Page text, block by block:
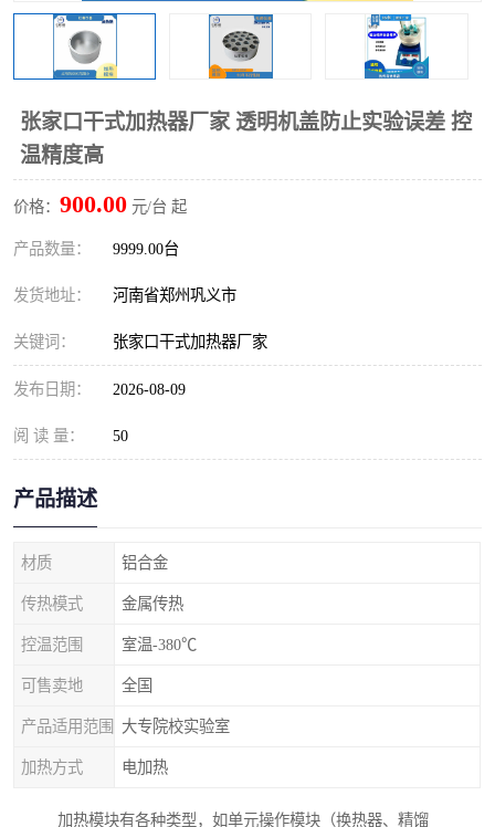
张家口干式加热器厂家 透明机盖防止实验误差 控
温精度高
价格： 900.00 元/台 起
产品数量： 9999.00台
发货地址： 河南省郑州巩义市
关键词： 张家口干式加热器厂家
发布日期： 2026-08-09
阅 读 量： 50
产品描述
材质 铝合金
传热模式 金属传热
控温范围 室温-380℃
可售卖地 全国
产品适用范围 大专院校实验室
加热方式 电加热
加热模块有各种类型，如单元操作模块（换热器、精馏